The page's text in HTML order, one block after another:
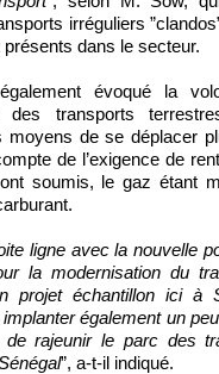
irréguliers
dans le secteur.
évoqué la
des transports
moyens de se déplacer
de l’exigence de
soumis, le gaz étant
ligne avec la nouvelle
la modernisation du
projet échantillon ici à
également un
de rajeunir le parc des
”, a-t-il indiqué.